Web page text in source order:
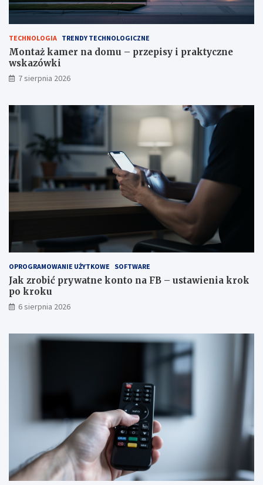
g
n
a
ł
u
s
k
a
z
ó
w
k
TECHNOLOGIA TRENDY TECHNOLOGICZNE
Montaż kamer na domu – przepisy i praktyczne
wskazówki
7 sierpnia 2026
OPROGRAMOWANIE UŻYTKOWE SOFTWARE
Jak zrobić prywatne konto na FB – ustawienia krok
po kroku
6 sierpnia 2026